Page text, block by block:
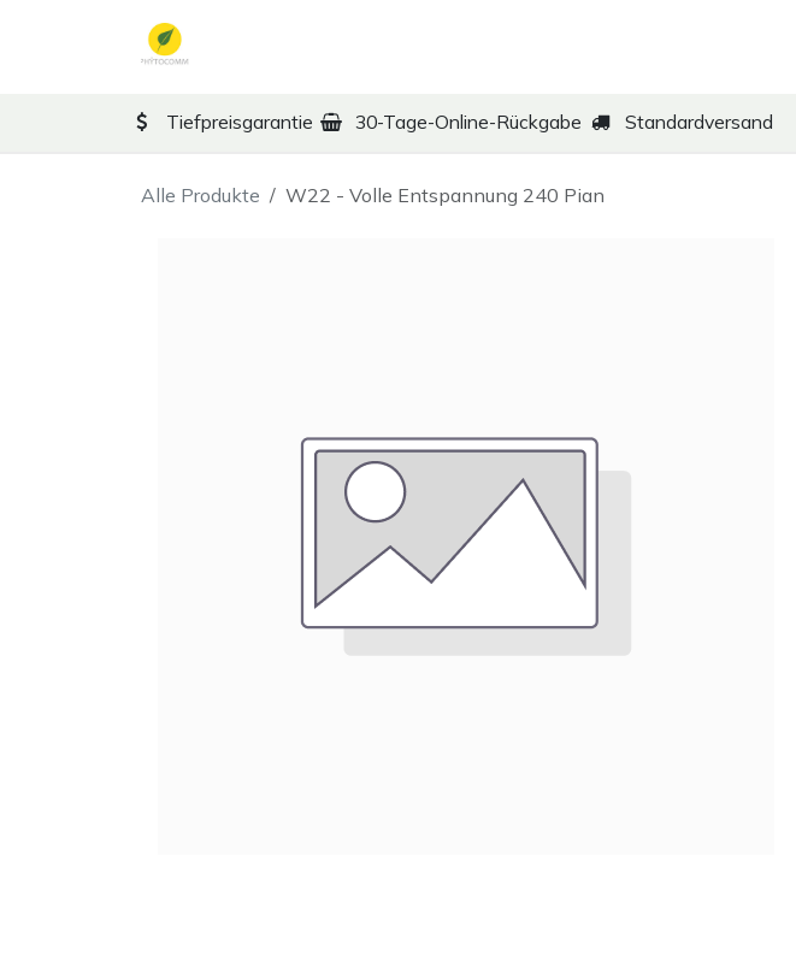
Tiefpreisgarantie 30-Tage-Online-Rückgabe Standardversand
Alle Produkte W22 - Volle Entspannung 240 Pian